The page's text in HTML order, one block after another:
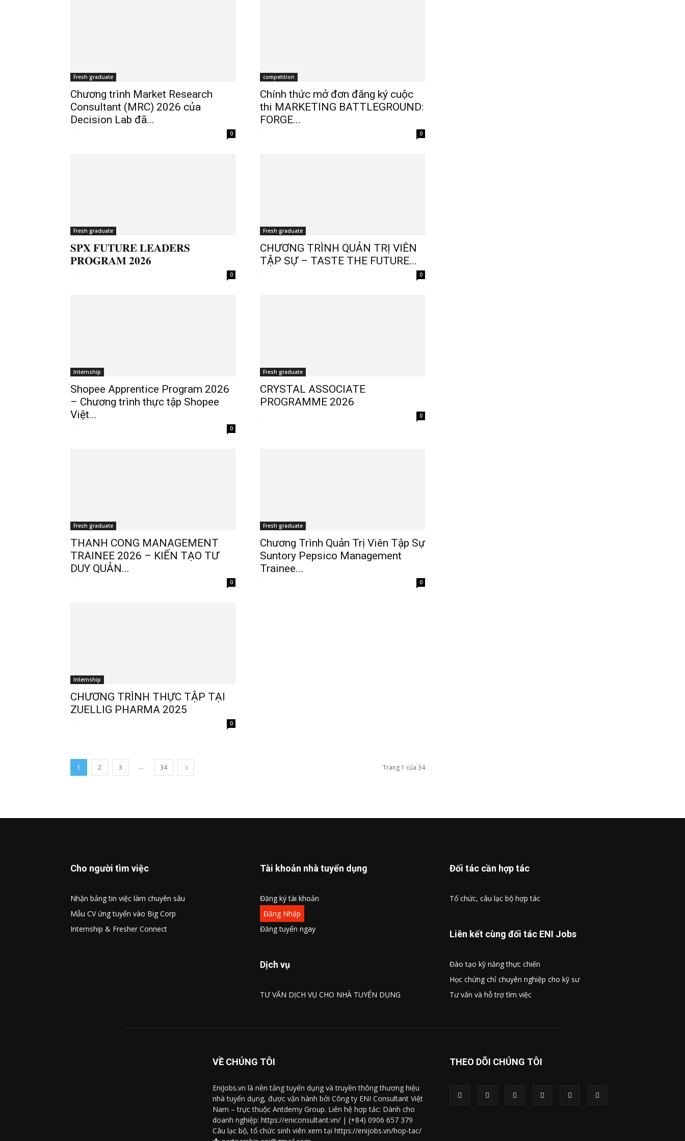
Fresh graduate
Chương trình Market Research
Consultant (MRC) 2026 của
Decision Lab đã...
- 0
competition
Chính thức mở đơn đăng ký cuộc
thi MARKETING BATTLEGROUND:
FORGE...
- 0
Fresh graduate
𝐒𝐏𝐗 𝐅𝐔𝐓𝐔𝐑𝐄 𝐋𝐄𝐀𝐃𝐄𝐑𝐒
𝐏𝐑𝐎𝐆𝐑𝐀𝐌 𝟐𝟎𝟐𝟔
- 0
Fresh graduate
CHƯƠNG TRÌNH QUẢN TRỊ VIÊN
TẬP SỰ – TASTE THE FUTURE...
- 0
Internship
Shopee Apprentice Program 2026
– Chương trình thực tập Shopee
Việt...
- 0
Fresh graduate
CRYSTAL ASSOCIATE
PROGRAMME 2026
- 0
Fresh graduate
THANH CONG MANAGEMENT
TRAINEE 2026 – KIẾN TẠO TƯ
DUY QUẢN...
- 0
Fresh graduate
Chương Trình Quản Trị Viên Tập Sự
Suntory Pepsico Management
Trainee...
- 0
Internship
CHƯƠNG TRÌNH THỰC TẬP TẠI
ZUELLIG PHARMA 2025
- 0
1 2 3 ... 34 Trang 1 của 34
Cho người tìm việc
Nhận bảng tin việc làm chuyên sâu
Mẫu CV ứng tuyển vào Big Corp
Internship & Fresher Connect
Tài khoản nhà tuyển dụng
Đăng ký tài khoản
Đăng Nhập
Đăng tuyển ngay
Dịch vụ
TƯ VẤN DỊCH VỤ CHO NHÀ TUYỂN DỤNG
Đối tác cần hợp tác
Tổ chức, câu lạc bộ hợp tác
Liên kết cùng đối tác ENI Jobs
Đào tạo kỹ năng thực chiến
Học chứng chỉ chuyên nghiệp cho kỹ sư
Tư vấn và hỗ trợ tìm việc
VỀ CHÚNG TÔI
EniJobs.vn là nền tảng tuyển dụng và truyền thông thương hiệu
nhà tuyển dụng, được vận hành bởi Công ty ENI Consultant Việt
Nam – trực thuộc Antdemy Group. Liên hệ hợp tác: Dành cho
doanh nghiệp: https://eniconsultant.vn/ | (+84) 0906 657 379
Câu lạc bộ, tổ chức sinh viên xem tại https://enijobs.vn/hop-tac/
THEO DÕI CHÚNG TÔI